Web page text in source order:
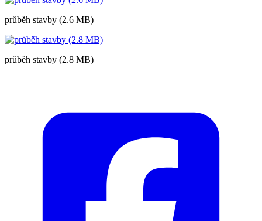
průběh stavby (2.6 MB)
průběh stavby (2.8 MB)